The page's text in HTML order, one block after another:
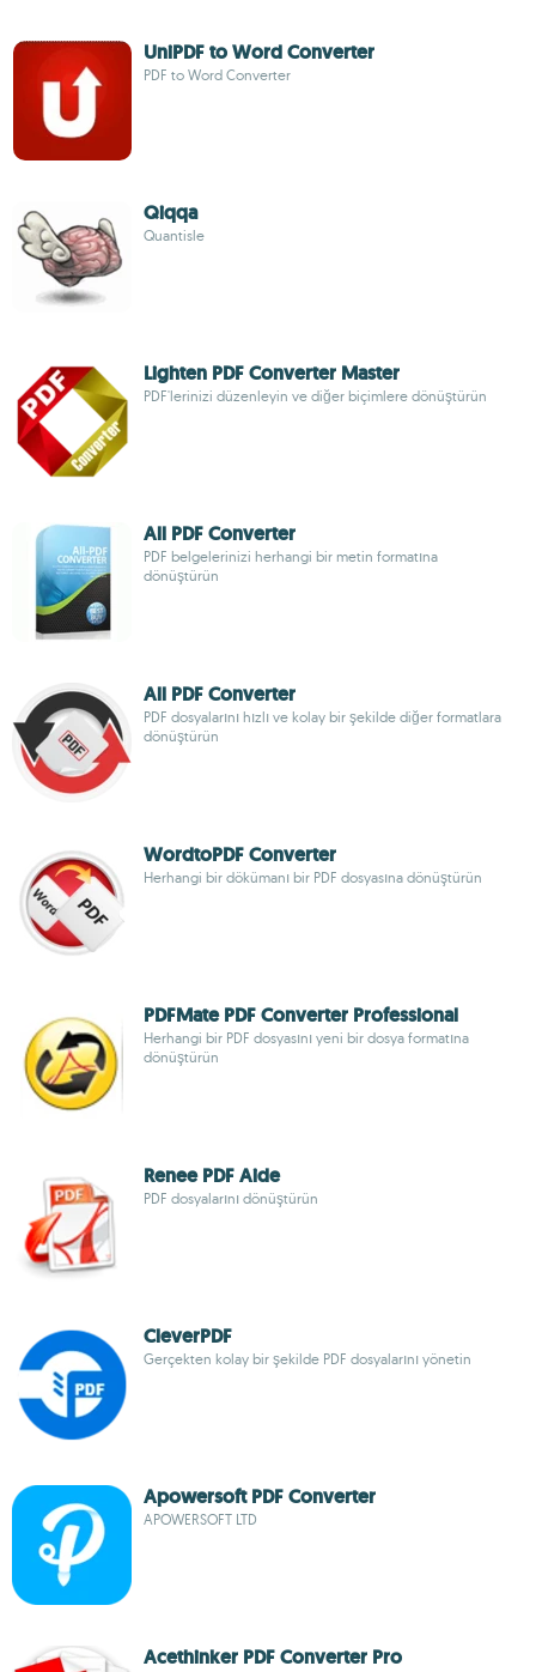
UniPDF to Word Converter
PDF to Word Converter
Qiqqa
Quantisle
Lighten PDF Converter Master
PDF'lerinizi düzenleyin ve diğer biçimlere dönüştürün
All PDF Converter
PDF belgelerinizi herhangi bir metin formatına
dönüştürün
All PDF Converter
PDF dosyalarını hızlı ve kolay bir şekilde diğer formatlara
dönüştürün
WordtoPDF Converter
Herhangi bir dökümanı bir PDF dosyasına dönüştürün
PDFMate PDF Converter Professional
Herhangi bir PDF dosyasını yeni bir dosya formatına
dönüştürün
Renee PDF Aide
PDF dosyalarını dönüştürün
CleverPDF
Gerçekten kolay bir şekilde PDF dosyalarını yönetin
Apowersoft PDF Converter
APOWERSOFT LTD
Acethinker PDF Converter Pro